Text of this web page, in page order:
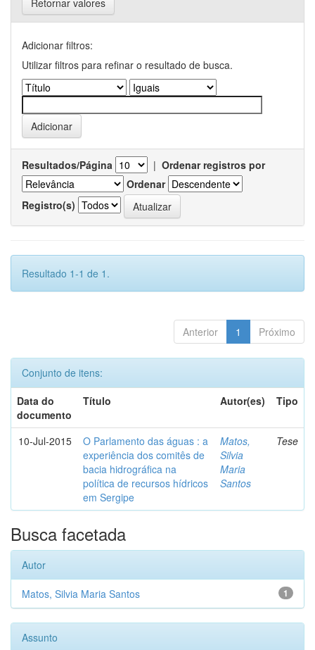
Retornar valores
Adicionar filtros:
Utilizar filtros para refinar o resultado de busca.
Resultados/Página | Ordenar registros por
Ordenar
Registro(s)
Resultado 1-1 de 1.
Anterior 1 Próximo
Conjunto de itens:
Data do
documento
Título Autor(es) Tipo
10-Jul-2015
O Parlamento das águas : a
experiência dos comitês de
bacia hidrográfica na
política de recursos hídricos
em Sergipe
Matos,
Silvia
Maria
Santos
Tese
Busca facetada
Autor
1
Matos, Silvia Maria Santos
Assunto